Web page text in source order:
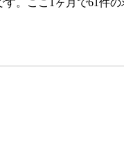
。ここ1ヶ月で61件の